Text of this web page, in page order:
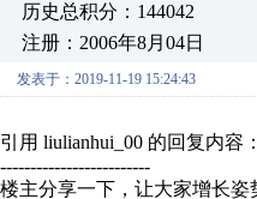
历史总积分：144042
注册：2006年8月04日
发表于：2019-11-19 15:24:43
引用 liulianhui_00 的回复内
-------------------------
楼主分享一下，让大家增长姿